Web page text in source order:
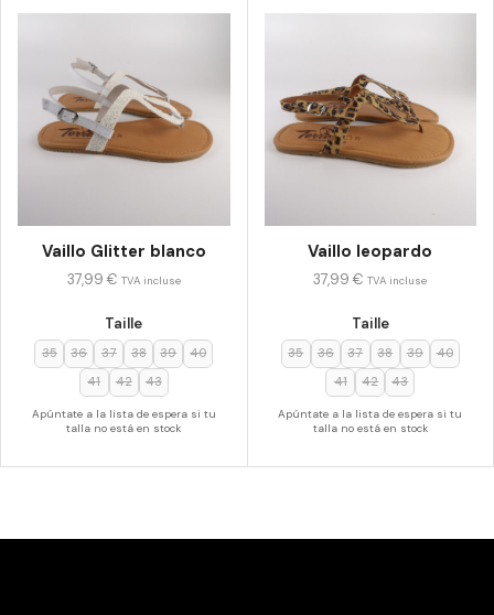
Vaillo Glitter blanco
Taille
35 36 37 38 39
40
41
42 43
Apúntate a la lista de espera si tu
talla no está en stock
37,99 € TVA incluse
Vaillo leopardo
Taille
35 36 37 38 39
40
41
42 43
Apúntate a la lista de espera si tu
talla no está en stock
37,99€ TVA incluse